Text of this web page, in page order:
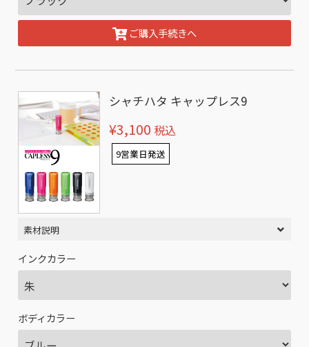
ご購入手続きへ
シャチハタ キャップレス9
¥3,100 税込
9営業日発送
素材説明
インクカラー
ボディカラー